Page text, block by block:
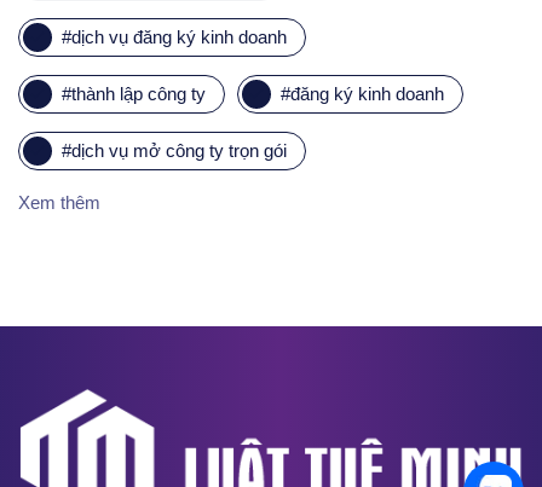
#dịch vụ đăng ký kinh doanh
#thành lập công ty #đăng ký kinh doanh
#dịch vụ mở công ty trọn gói
Xem thêm